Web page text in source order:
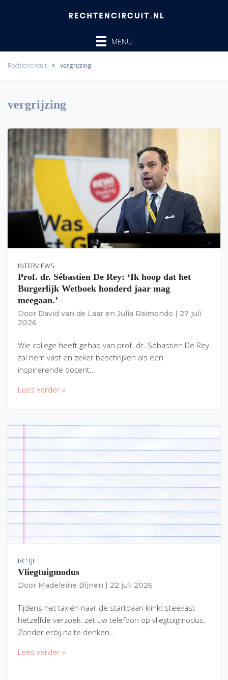
MENU
Rechtencircuit vergrijzing
vergrijzing
INTERVIEWS
Prof. dr. Sébastien De Rey: ‘Ik hoop dat het
Burgerlijk Wetboek honderd jaar mag
meegaan.’
Door David van de Laar en Julia Raimondo
27 juli
2026
Wie college heeft gehad van prof. dr. Sébastien De Rey
zal hem vast en zeker beschrijven als een
inspirerende docent…
Lees verder »
RC'TJE
Vliegtuigmodus
Door Madeleine Bijnen 22 juli 2026
Tijdens het taxiën naar de startbaan klinkt steevast
hetzelfde verzoek: zet uw telefoon op vliegtuigmodus.
Zonder erbij na te denken…
Lees verder »